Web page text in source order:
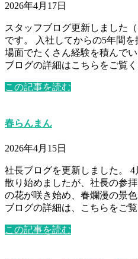
2026年4月17日
スタッフブログ更新しました
です。 入社してからの5年間
場面でたくさん経験を積んで
ブログの詳細はこちら
この記事を読む
春らんまん
2026年4月15日
社長ブログを更新しました。
散り始めましたが、社長の参
の花が咲き始め、春爛漫の景
ブログの詳細は、こち
この記事を読む